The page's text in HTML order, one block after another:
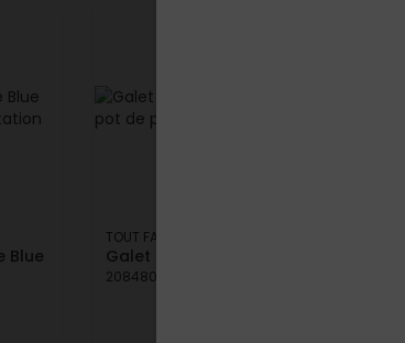
Blue
TOUT FAIRE
Galet marbre blanc 25/40
2084800009331